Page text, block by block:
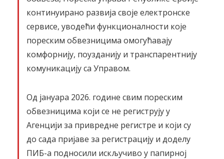
континуирано развија своје електронске
сервисе, уводећи функционалности које
пореским обвезницима омогућавају
комфорнију, поузданију и транспарентнију
комуникацију са Управом.
Од јануара 2026. године свим пореским
обвезницима који се не региструју у
Агенцији за привредне регистре и који су
до сада пријаве за регистрацију и доделу
ПИБ-а подносили искључиво у папирној